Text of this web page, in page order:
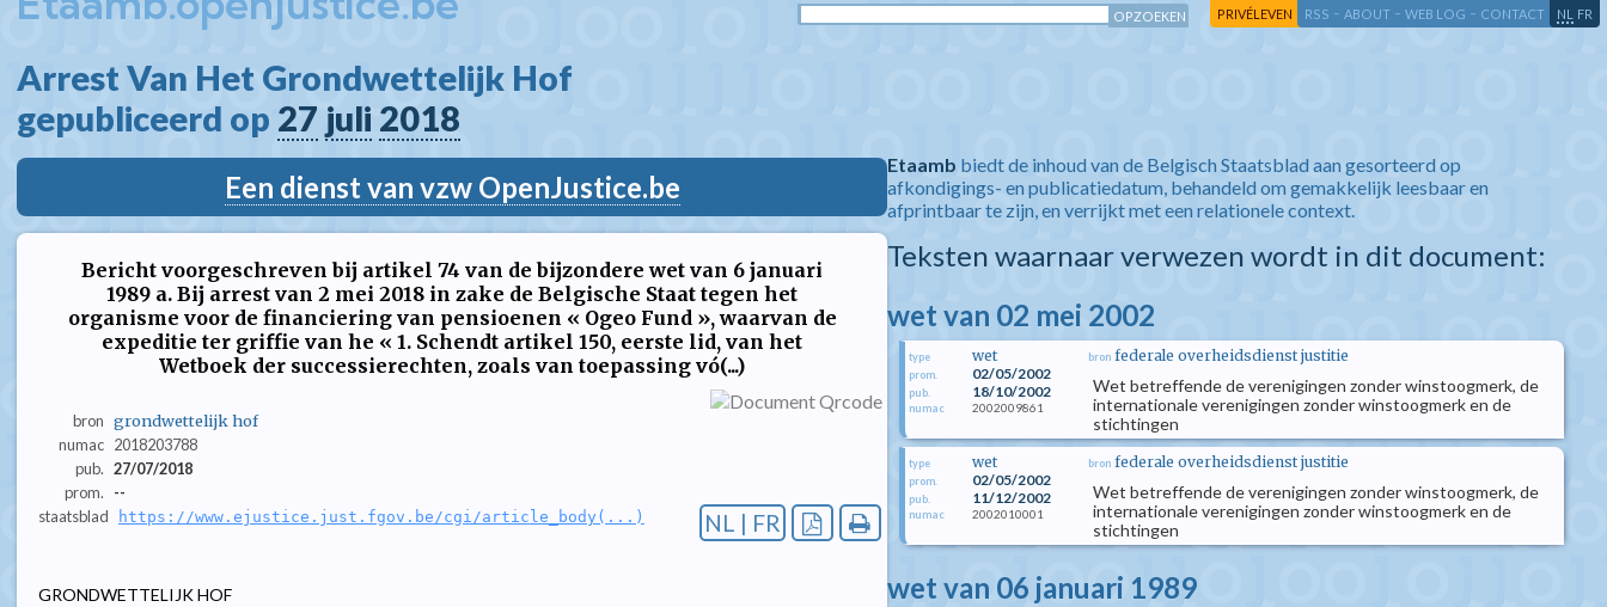
PRIVÉLEVEN RSS - ABOUT - WEB LOG - CONTACT NL FR
Arrest Van Het Grondwettelijk Hof
gepubliceerd op 27 juli 2018
Een dienst van vzw OpenJustice.be
Bericht voorgeschreven bij artikel 74 van de bijzondere wet van 6 januari
1989 a. Bij arrest van 2 mei 2018 in zake de Belgische Staat tegen het
organisme voor de financiering van pensioenen « Ogeo Fund », waarvan de
expeditie ter griffie van he « 1. Schendt artikel 150, eerste lid, van het
Wetboek der successierechten, zoals van toepassing vó(...)
bron grondwettelijk hof
numac 2018203788
pub. 27/07/2018
prom.
--
staatsblad
https://www.ejustice.just.fgov.be/cgi/article_body(...) NL | FR
GRONDWETTELIJK HOF
Etaamb biedt de inhoud van de Belgisch Staatsblad aan gesorteerd op
afkondigings- en publicatiedatum, behandeld om gemakkelijk leesbaar en
afprintbaar te zijn, en verrijkt met een relationele context.
Teksten waarnaar verwezen wordt in dit document:
wet van 02 mei 2002
type wet
prom. 02/05/2002
pub. 18/10/2002
numac 2002009861
bron federale overheidsdienst justitie
Wet betreffende de verenigingen zonder winstoogmerk, de
internationale verenigingen zonder winstoogmerk en de
stichtingen
type wet
prom. 02/05/2002
pub. 11/12/2002
numac 2002010001
bron federale overheidsdienst justitie
Wet betreffende de verenigingen zonder winstoogmerk, de
internationale verenigingen zonder winstoogmerk en de
stichtingen
wet van 06 januari 1989